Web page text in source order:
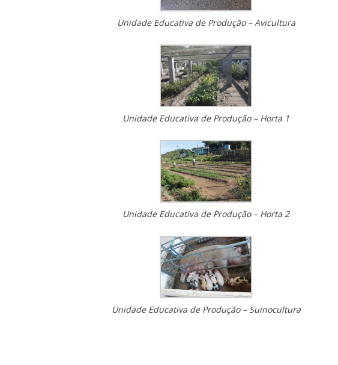
Unidade Educativa de Produção – Avicultura
Unidade Educativa de Produção – Horta 1
Unidade Educativa de Produção – Horta 2
Unidade Educativa de Produção – Suinocultura